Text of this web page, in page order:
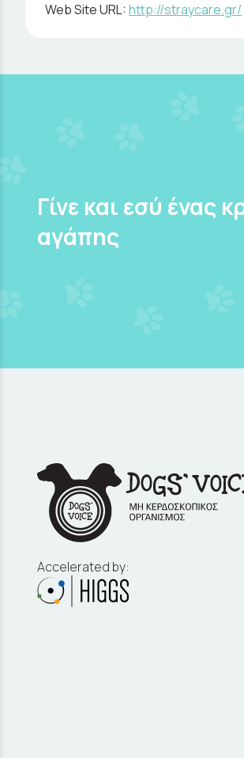
Web Site URL:http://straycare.gr/
Γίνε και εσύ ένας
αγάπης
Accelerated by: